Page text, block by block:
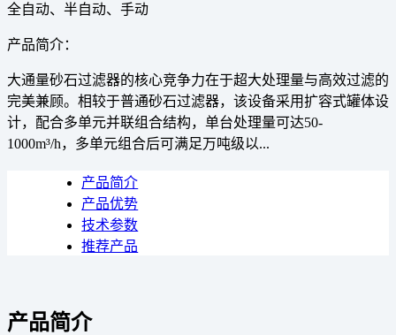
全自动、半自动、手动
产品简介：
大通量砂石过滤器的核心竞争力在于超大处理量与高效过滤的
完美兼顾。相较于普通砂石过滤器，该设备采用扩容式罐体设
计，配合多单元并联组合结构，单台处理量可达50-
1000m³/h，多单元组合后可满足万吨级以...
产品简介
产品优势
技术参数
推荐产品
产品简介